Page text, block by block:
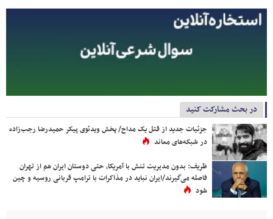
در بحث مشارکت کنید
جزئیات جدید از قتل یک مداح/ پخش ویدئوی پیکر حمیدرضا رجب‌زاده
در شبکه‌های معاند
ظریف: بدون مدیریت تنش با آمریکا، حتی دوستان ایران هم از تهران
فاصله می‌گیرند/ایران نباید در مذاکرات با ترامپ قربانی روسیه و چین
شود